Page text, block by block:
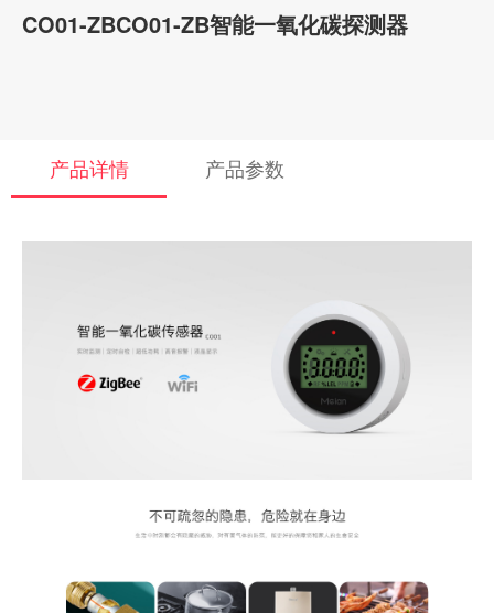
CO01-ZBCO01-ZB智能一氧化碳探测器
产品详情 产品参数